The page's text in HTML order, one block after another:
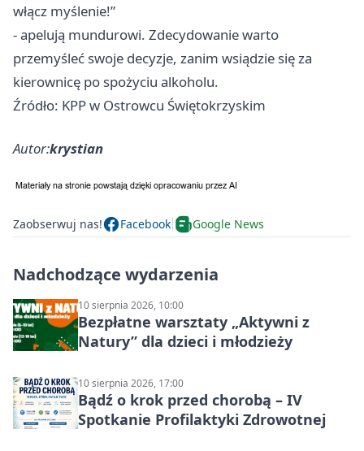
włącz myślenie!”
- apelują mundurowi. Zdecydowanie warto
przemyśleć swoje decyzje, zanim wsiądzie się za
kierownicę po spożyciu alkoholu.
Źródło: KPP w Ostrowcu Świętokrzyskim
Autor:krystian
Zaobserwuj nas! Facebook Google News
Nadchodzące wydarzenia
10 sierpnia 2026, 10:00
Bezpłatne warsztaty „Aktywni z
Natury” dla dzieci i młodzieży
10 sierpnia 2026, 17:00
Bądź o krok przed chorobą – IV
Spotkanie Profilaktyki Zdrowotnej